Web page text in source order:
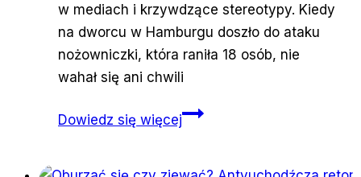
w mediach i krzywdzące stereotypy. Kiedy
na dworcu w Hamburgu doszło do ataku
nożowniczki, która raniła 18 osób, nie
wahał się ani chwili
Dowiedz się więcejSyryjski